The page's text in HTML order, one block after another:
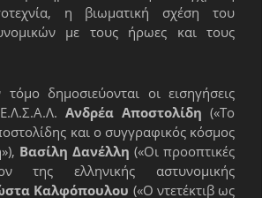
η βιωματική σχέση του
με τους ήρωες και τους
τόμο δημοσιεύονται οι εισηγήσεις
Ανδρέα Αποστολίδη («Το
και ο συγγραφικός κόσμος
Βασίλη Δανέλλη («Οι προοπτικές
της ελληνικής αστυνομικής
Καλφόπουλου («Ο ντετέκτιβ ως